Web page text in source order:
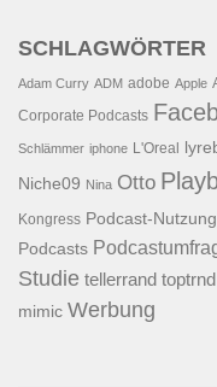
SCHLAGWÖRTER
Adam Curry ADM adobe Apple
Corporate Podcasts
Schlämmer iphone L'Oreal
Niche09 Nina Otto
Kongress Podcast-Nutzung
Podcasts
Studie tellerrand toptrnd
mimic Werbung